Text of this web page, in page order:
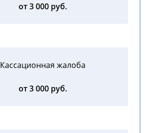
от 3 000 руб.
Кассационная жалоба
от 3 000 руб.